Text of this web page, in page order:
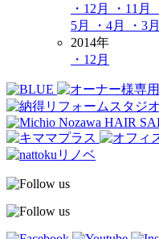
・12月
・11月
5月
・4月 ・3月
2014年
・12月